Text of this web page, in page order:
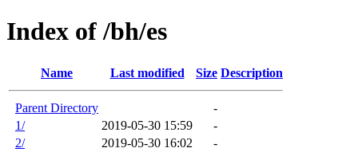
Index of /bh/es
Name Last modified Size Description
Parent Directory
-
1/
2019-05-30 15:59
-
2/
2019-05-30 16:02
-